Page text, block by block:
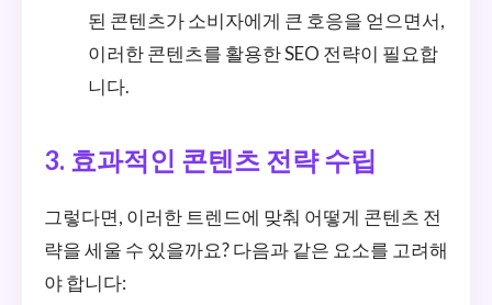
된 콘텐츠가 소비자에게 큰 호응을 얻으면서,
이러한 콘텐츠를 활용한 SEO 전략이 필요합
니다.
3. 효과적인 콘텐츠 전략 수립
그렇다면, 이러한 트렌드에 맞춰 어떻게 콘텐츠 전
략을 세울 수 있을까요? 다음과 같은 요소를 고려해
야 합니다: